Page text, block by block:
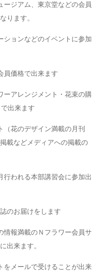
ジアム、東京堂などの会員
ります。
ションなどのイベントに参加
員価格で出来ます
ーアレンジメント・花束の購
出来ます
（花のデザイン満載の月刊
載などメディアへの掲載の
行われる本部講習会に参加出
のお届けをします
情報満載のＮフラワー会員サ
出来ます。
をメールで受けることが出来